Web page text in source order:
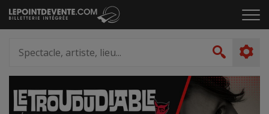
Passer
au
le
artiste,
lieu...